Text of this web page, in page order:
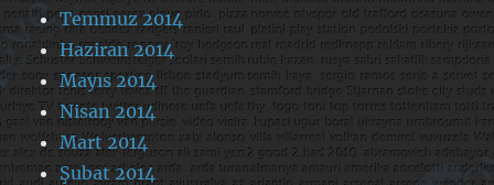
Temmuz 2014
Haziran 2014
Mayıs 2014
Nisan 2014
Mart 2014
Şubat 2014